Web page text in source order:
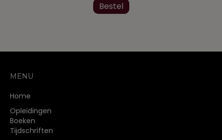
Bestel
MENU
Home
Opleidingen
Boeken
Tijdschriften